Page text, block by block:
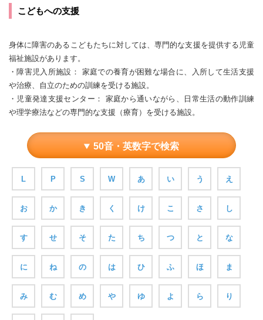
こどもへの支援
身体に障害のあるこどもたちに対しては、専門的な支援を提供する児童
福祉施設があります。
・障害児入所施設： 家庭での養育が困難な場合に、入所して生活支援
や治療、自立のための訓練を受ける施設。
・児童発達支援センター： 家庭から通いながら、日常生活の動作訓練
や理学療法などの専門的な支援（療育）を受ける施設。
50音・英数字で検索
L P S W あ い う え
お か き く け こ さ し
す せ そ た ち つ と な
に ね の は ひ ふ ほ ま
み む め や ゆ よ ら り